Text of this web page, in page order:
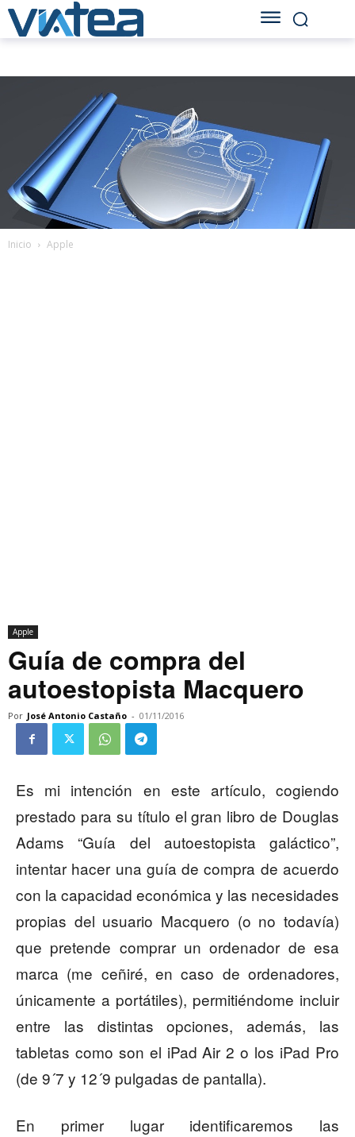
Inicio Apple
Apple
Guía de compra del
autoestopista Macquero
Por José Antonio Castaño - 01/11/2016
Es mi intención en este artículo, cogiendo
prestado para su título el gran libro de Douglas
Adams “Guía del autoestopista galáctico”,
intentar hacer una guía de compra de acuerdo
con la capacidad económica y las necesidades
propias del usuario Macquero (o no todavía)
que pretende comprar un ordenador de esa
marca (me ceñiré, en caso de ordenadores,
únicamente a portátiles), permitiéndome incluir
entre las distintas opciones, además, las
tabletas como son el iPad Air 2 o los iPad Pro
(de 9´7 y 12´9 pulgadas de pantalla).
En primer lugar identificaremos las